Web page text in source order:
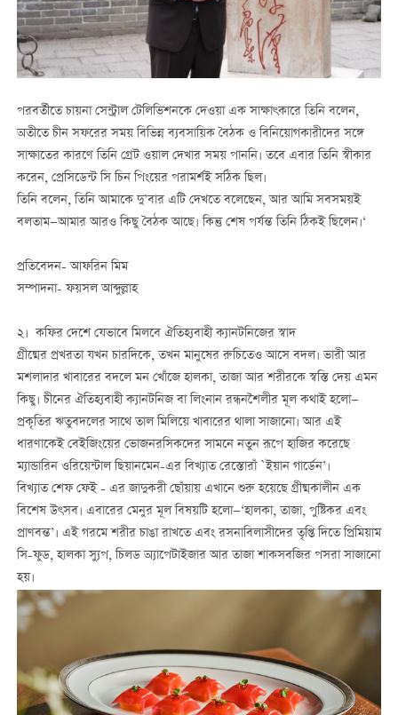
পরবর্তীতে চায়না সেন্ট্রাল টেলিভিশনকে দেওয়া এক সাক্ষাৎকারে তিনি বলেন,
অতীতে চীন সফরের সময় বিভিন্ন ব্যবসায়িক বৈঠক ও বিনিয়োগকারীদের সঙ্গে
সাক্ষাতের কারণে তিনি গ্রেট ওয়াল দেখার সময় পাননি। তবে এবার তিনি স্বীকার
করেন, প্রেসিডেন্ট সি চিন পিংয়ের পরামর্শই সঠিক ছিল।
তিনি বলেন, তিনি আমাকে দু’বার এটি দেখতে বলেছেন, আর আমি সবসময়ই
বলতাম—আমার আরও কিছু বৈঠক আছে। কিন্তু শেষ পর্যন্ত তিনি ঠিকই ছিলেন।‘
প্রতিবেদন- আফরিন মিম
সম্পাদনা- ফয়সল আব্দুল্লাহ
২। কফির দেশে যেভাবে মিলবে ঐতিহ্যবাহী ক্যানটনিজের স্বাদ
গ্রীষ্মের প্রখরতা যখন চারদিকে, তখন মানুষের রুচিতেও আসে বদল। ভারী আর
মশলাদার খাবারের বদলে মন খোঁজে হালকা, তাজা আর শরীরকে স্বস্তি দেয় এমন
কিছু। চীনের ঐতিহ্যবাহী ক্যানটনিজ বা লিংনান রন্ধনশৈলীর মূল কথাই হলো—
প্রকৃতির ঋতুবদলের সাথে তাল মিলিয়ে খাবারের থালা সাজানো। আর এই
ধারণাকেই বেইজিংয়ের ভোজনরসিকদের সামনে নতুন রূপে হাজির করেছে
ম্যান্ডারিন ওরিয়েন্টাল ছিয়ানমেন-এর বিখ্যাত রেস্তোরাঁ `ইয়ান গার্ডেন’।
বিখ্যাত শেফ ফেই - এর জাদুকরী ছোঁয়ায় এখানে শুরু হয়েছে গ্রীষ্মকালীন এক
বিশেষ উৎসব। এবারের মেনুর মূল বিষয়টি হলো—‘হালকা, তাজা, পুষ্টিকর এবং
প্রাণবন্ত’। এই গরমে শরীর চাঙা রাখতে এবং রসনাবিলাসীদের তৃপ্তি দিতে প্রিমিয়াম
সি-ফুড, হালকা স্যুপ, চিলড অ্যাপেটাইজার আর তাজা শাকসবজির পসরা সাজানো
হয়।